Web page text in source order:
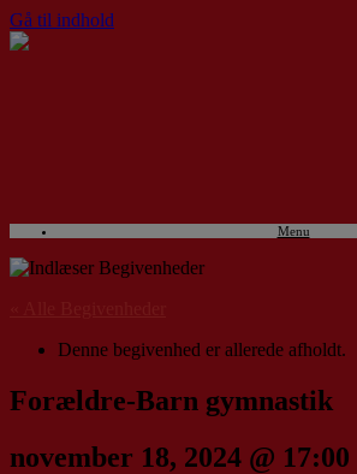
Gå til indhold
Menu
Denne begivenhed er allerede afholdt.
Forældre-Barn gymnastik
november 18, 2024 @ 17:00